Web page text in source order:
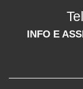
INFO E